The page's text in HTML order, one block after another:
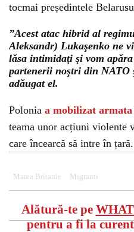
tocmai președintele
”Acest atac hibrid al
Aleksandr) Lukaşenko ne
lăsa intimidaţi şi vom
partenerii noştri din NATO
adăugat el.
Polonia a mobilizat armata
teama unor acțiuni violente
care încearcă să intre în țară.
Marea Britanie Migranti
Alătură-te pe
pentru a fi la